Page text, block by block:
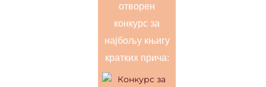
отворен
конкурс за
најбољу књигу
кратких прича: